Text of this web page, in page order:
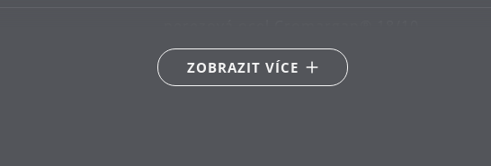
lze mýt v myčce
ZOBRAZIT VÍCE